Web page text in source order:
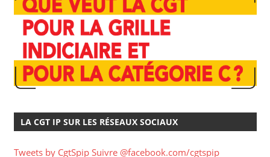
LA CGT IP SUR LES RÉSEAUX SOCIAUX
Tweets by CgtSpip Suivre @facebook.com/cgtspip